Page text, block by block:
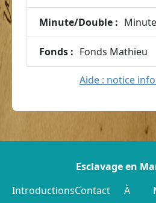
Minute/Double : Minute
Fonds : Fonds Mathieu
Aide : notice
Esclavage en
IntroductionsContact
À